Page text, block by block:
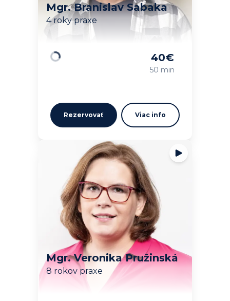
Mgr. Branislav Sabaka
4 roky praxe
40€
50 min
Rezervovať Viac info
Mgr. Veronika Pružinská
8 rokov praxe